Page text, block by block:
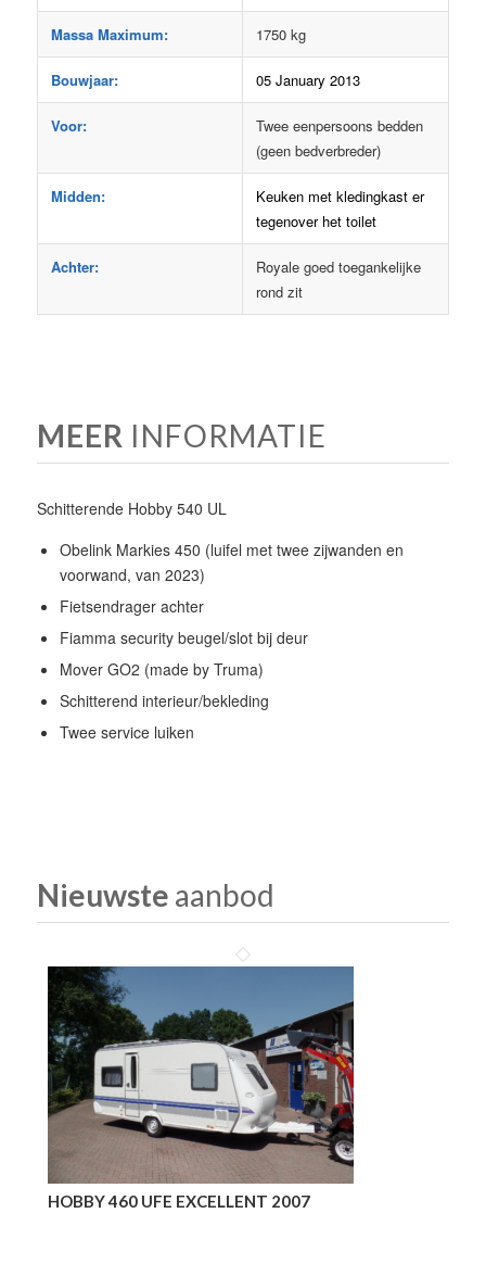
Massa Maximum: 1750 kg
Bouwjaar: 05 January 2013
Voor:
Twee eenpersoons bedden
(geen bedverbreder)
Midden:
Keuken met kledingkast er
tegenover het toilet
Achter:
Royale goed toegankelijke
rond zit
MEER INFORMATIE
Schitterende Hobby 540 UL
Obelink Markies 450 (luifel met twee zijwanden en
voorwand, van 2023)
Fietsendrager achter
Fiamma security beugel/slot bij deur
Mover GO2 (made by Truma)
Schitterend interieur/bekleding
Twee service luiken
Nieuwste aanbod
HOBBY 460 UFE EXCELLENT 2007